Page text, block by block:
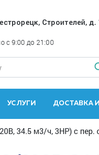
Строителей, д.
с 9:00 до 21:00
УСЛУГИ ДОСТАВКА
34.5 м3/ч, 3HP) с пер.